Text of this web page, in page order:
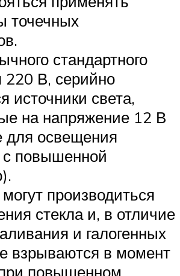
точечных
стандартного
220 В, серийно
источники света,
на напряжение 12 В
для освещения
повышенной
производиться
стекла и, в отличие
и галогенных
взрываются в момент
повышенном